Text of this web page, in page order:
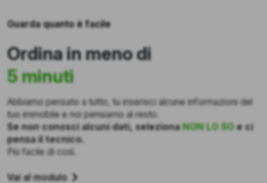
Guarda quanto è facile
Ordina in meno di
5 minuti
Abbiamo pensato a tutto, tu inserisci alcune informazioni del
tuo immobile e noi pensiamo al resto.
Se non conosci alcuni dati, selezionaNON LO SOe ci
pensa il tecnico.
Più facile di così.
Vai al modulo